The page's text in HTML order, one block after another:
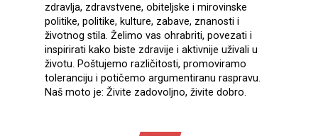
zdravlja, zdravstvene, obiteljske i mirovinske
politike, politike, kulture, zabave, znanosti i
životnog stila. Želimo vas ohrabriti, povezati i
inspirirati kako biste zdravije i aktivnije uživali u
životu. Poštujemo različitosti, promoviramo
toleranciju i potičemo argumentiranu raspravu.
Naš moto je: Živite zadovoljno, živite dobro.